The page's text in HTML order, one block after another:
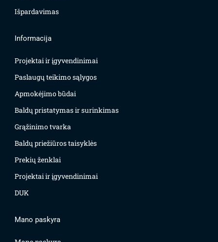
Išpardavimas
Informacija
Projektai ir įgyvendinimai
Paslaugų teikimo sąlygos
Apmokėjimo būdai
Baldų pristatymas ir surinkimas
Grąžinimo tvarka
Baldų priežiūros taisyklės
Prekių ženklai
Projektai ir įgyvendinimai
DUK
Mano paskyra